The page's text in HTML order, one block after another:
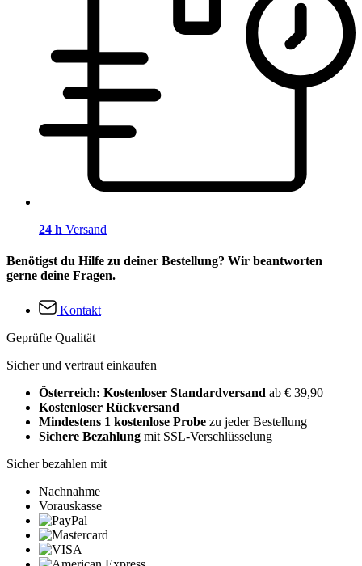
24 h Versand
Benötigst du Hilfe zu deiner Bestellung? Wir beantworten
gerne deine Fragen.
Kontakt
Geprüfte Qualität
Sicher und vertraut einkaufen
Österreich: Kostenloser Standardversand ab € 39,90
Kostenloser Rückversand
Mindestens 1 kostenlose Probe zu jeder Bestellung
Sichere Bezahlung mit SSL-Verschlüsselung
Sicher bezahlen mit
Nachnahme
Vorauskasse